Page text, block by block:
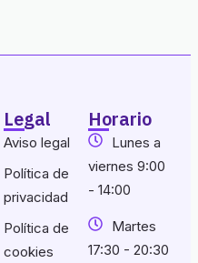
Legal
Aviso legal
Política de
privacidad
Política de
cookies
Horario
Lunes a
viernes 9:00
- 14:00
Martes
17:30 - 20:30